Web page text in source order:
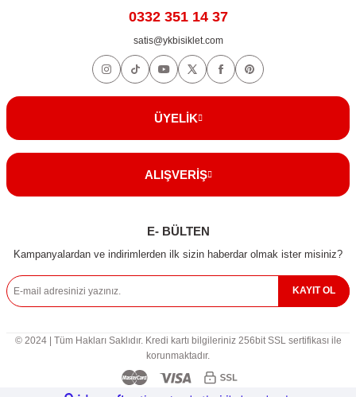
0332 351 14 37
satis@ykbisiklet.com
ÜYELİK
ALIŞVERİŞ
E- BÜLTEN
Kampanyalardan ve indirimlerden ilk sizin haberdar olmak ister misiniz?
KAYIT OL
© 2024 | Tüm Hakları Saklıdır. Kredi kartı bilgileriniz 256bit SSL sertifikası ile
korunmaktadır.